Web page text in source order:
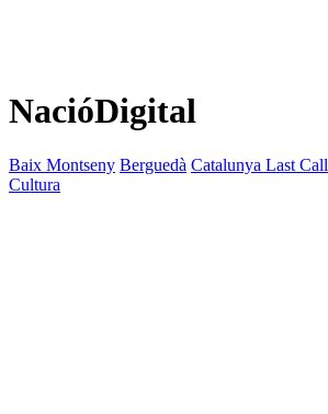
NacióDigital
Baix Montseny Berguedà Catalunya Last Call
Cultura